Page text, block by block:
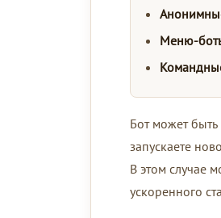
Меню-
Бот может
запускаете
В этом случае
ускоренного